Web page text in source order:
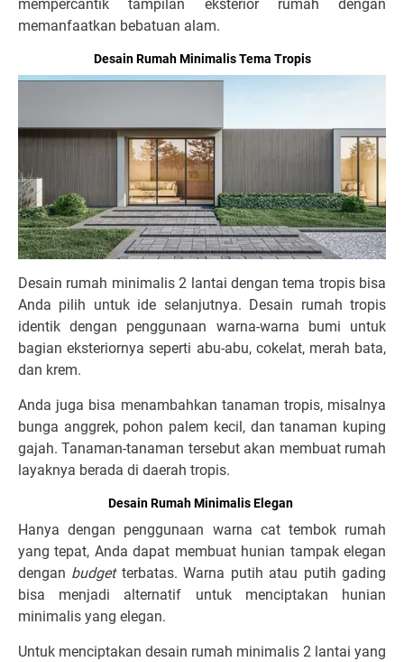
mempercantik tampilan eksterior rumah dengan
memanfaatkan bebatuan alam.
Desain Rumah Minimalis Tema Tropis
Desain rumah minimalis 2 lantai dengan tema tropis bisa
Anda pilih untuk ide selanjutnya. Desain rumah tropis
identik dengan penggunaan warna-warna bumi untuk
bagian eksteriornya seperti abu-abu, cokelat, merah bata,
dan krem.
Anda juga bisa menambahkan tanaman tropis, misalnya
bunga anggrek, pohon palem kecil, dan tanaman kuping
gajah. Tanaman-tanaman tersebut akan membuat rumah
layaknya berada di daerah tropis.
Desain Rumah Minimalis Elegan
Hanya dengan penggunaan warna cat tembok rumah
yang tepat, Anda dapat membuat hunian tampak elegan
dengan budget terbatas. Warna putih atau putih gading
bisa menjadi alternatif untuk menciptakan hunian
minimalis yang elegan.
Untuk menciptakan desain rumah minimalis 2 lantai yang